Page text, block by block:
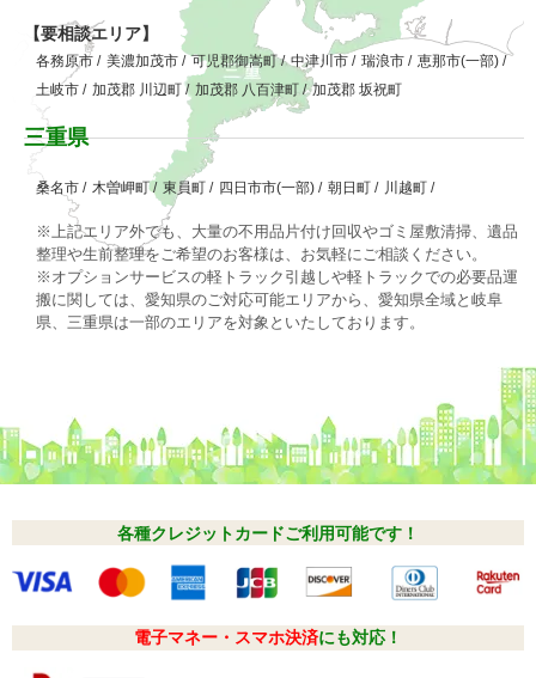
【要相談エリア】
各務原市 / 美濃加茂市 / 可児郡御嵩町/ 中津川市 / 瑞浪市 / 恵那市(一部) /
土岐市 / 加茂郡 川辺町/ 加茂郡 八百津町 / 加茂郡 坂祝町
三重県
桑名市 / 木曽岬町/ 東員町 / 四日市市(一部) / 朝日町 / 川越町 /
※上記エリア外でも、大量の不用品片付け回収やゴミ屋敷清掃、遺品
整理や生前整理をご希望のお客様は、お気軽にご相談ください。
※オプションサービスの軽トラック引越しや軽トラックでの必要品運
搬に関しては、愛知県のご対応可能エリアから、愛知県全域と岐阜
県、三重県は一部のエリアを対象といたしております。
各種クレジットカードご利用可能です！
電子マネー・スマホ決済にも対応！